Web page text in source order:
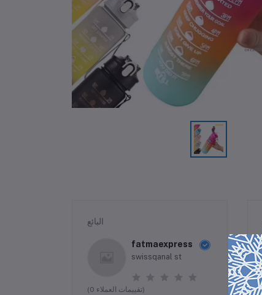
البائع
fatmaexpress
swissqanal st
(0 تقييمات العملاء)